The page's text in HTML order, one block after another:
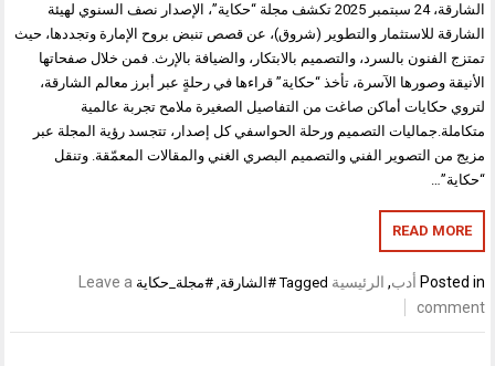
الشارقة، 24 سبتمبر 2025 تكشف مجلة “حكاية”، الإصدار نصف السنوي لهيئة
الشارقة للاستثمار والتطوير (شروق)، عن قصص تنبض بروح الإمارة وتجددها، حيث
تمتزج الفنون بالسرد، والتصميم بالابتكار، والضيافة بالإرث. فمن خلال صفحاتها
الأنيقة وصورها الآسرة، تأخذ “حكاية” قراءها في رحلةٍ عبر أبرز معالم الشارقة،
لتروي حكايات أماكن صاغت من التفاصيل الصغيرة ملامح تجربة عالمية
متكاملة.جماليات التصميم ورحلة الحواسفي كل إصدار، تتجسد رؤية المجلة عبر
مزيج من التصوير الفني والتصميم البصري الغني والمقالات المعمّقة. وتنقل
“حكاية”…
READ MORE
Posted in أدب, الرئيسية Tagged #الشارقة,#مجلة_حكاية Leave a
comment